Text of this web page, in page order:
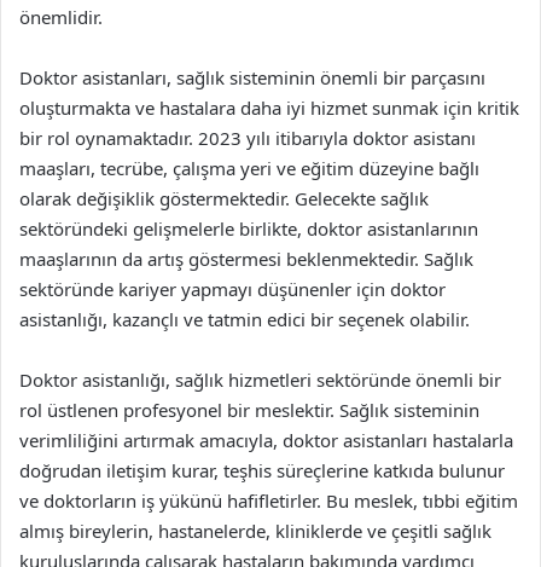
önemlidir.
Doktor asistanları, sağlık sisteminin önemli bir parçasını
oluşturmakta ve hastalara daha iyi hizmet sunmak için kritik
bir rol oynamaktadır. 2023 yılı itibarıyla doktor asistanı
maaşları, tecrübe, çalışma yeri ve eğitim düzeyine bağlı
olarak değişiklik göstermektedir. Gelecekte sağlık
sektöründeki gelişmelerle birlikte, doktor asistanlarının
maaşlarının da artış göstermesi beklenmektedir. Sağlık
sektöründe kariyer yapmayı düşünenler için doktor
asistanlığı, kazançlı ve tatmin edici bir seçenek olabilir.
Doktor asistanlığı, sağlık hizmetleri sektöründe önemli bir
rol üstlenen profesyonel bir meslektir. Sağlık sisteminin
verimliliğini artırmak amacıyla, doktor asistanları hastalarla
doğrudan iletişim kurar, teşhis süreçlerine katkıda bulunur
ve doktorların iş yükünü hafifletirler. Bu meslek, tıbbi eğitim
almış bireylerin, hastanelerde, kliniklerde ve çeşitli sağlık
kuruluşlarında çalışarak hastaların bakımında yardımcı